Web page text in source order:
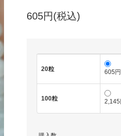
605円(税込)
20粒 605
100粒 2,145